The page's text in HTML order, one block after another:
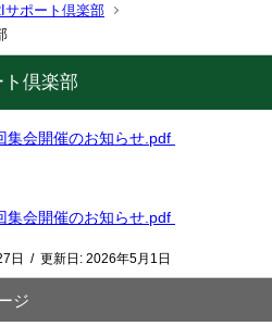
サポート倶楽部
倶楽部
集会開催のお知らせ.pdf
集会開催のお知らせ.pdf
日 / 更新日: 2026年5月1日
ジ